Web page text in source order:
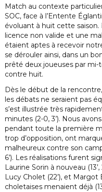
Match au contexte
SOC, face à l’Entente
évoluant à huit cette
licence non valide et une
étaient aptes à recevoir
se dérouler ainsi, dans un
prêté deux joueuses par
contre huit.
Dès le début de la
les débats ne seraient pas
s’est illustrée très
minutes (2-0, 3’). Nous
pendant toute la première
trop d’opposition, ont
malheureux contre son
6’). Les réalisations furent
Laurine Sorin à nouveau (13’,
Lucy Cholet (22’), et Margot
choletaises menaient déjà